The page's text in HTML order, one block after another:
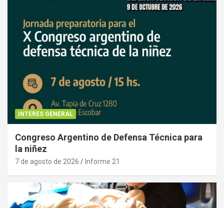
INTERES GENERAL
Congreso Argentino de Defensa Técnica para
la niñez
7 de agosto de 2026 Informe 21